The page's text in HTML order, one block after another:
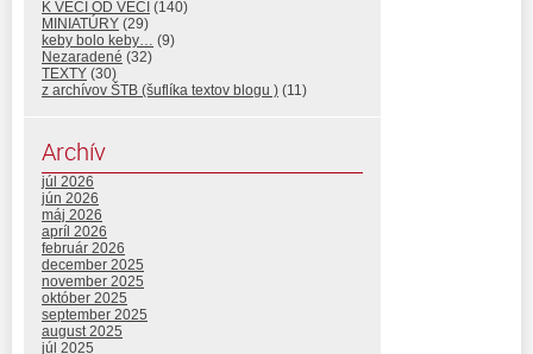
K VECI OD VECI (140)
MINIATÚRY (29)
keby bolo keby…
(9)
Nezaradené (32)
TEXTY (30)
z archívov ŠTB (šuflíka textov blogu ) (11)
Archív
júl 2026
jún 2026
máj 2026
apríl 2026
február 2026
december 2025
november 2025
október 2025
september 2025
august 2025
júl 2025